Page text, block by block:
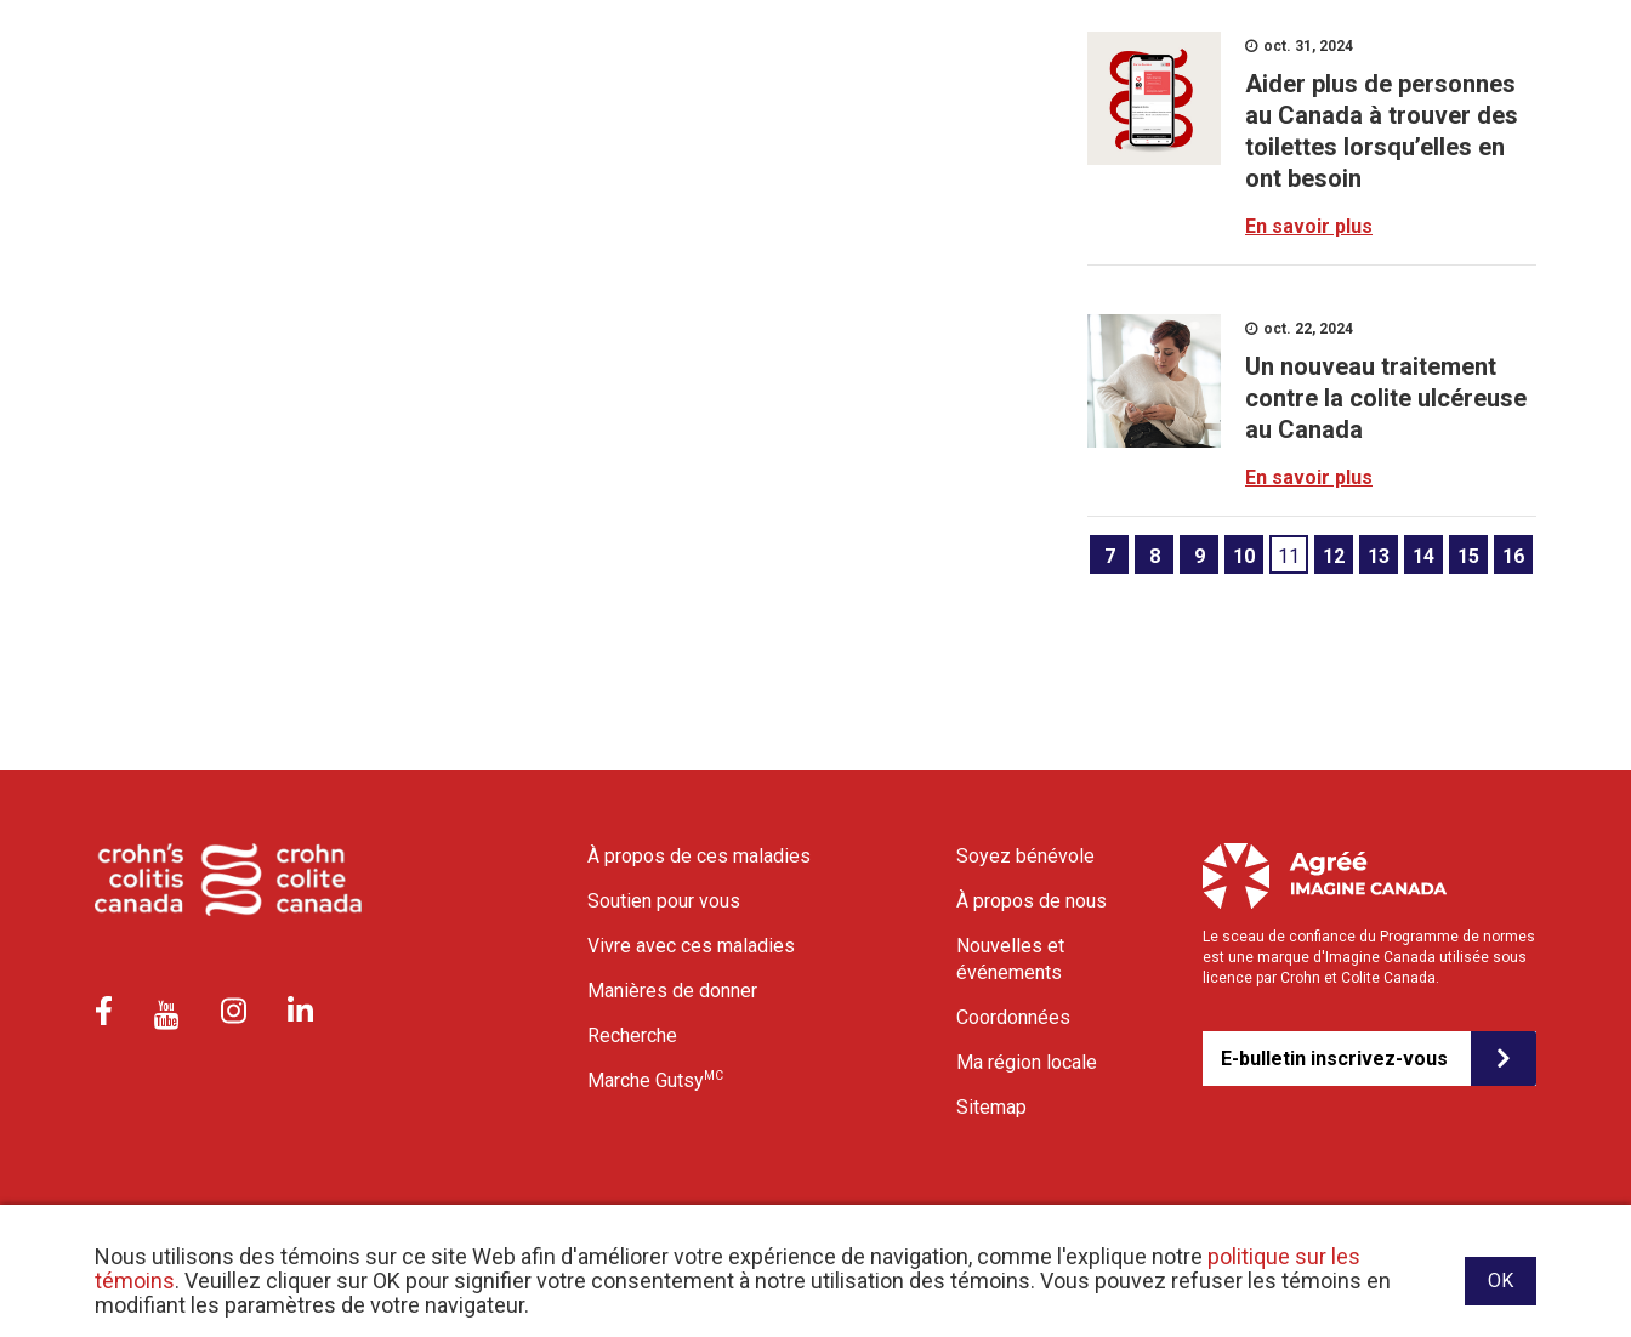
Nous utilisons des témoins sur ce site Web afin d'améliorer votre expérience de navigation, comme l'explique notre politique sur les
témoins. Veuillez cliquer sur OK pour signifier votre consentement à notre utilisation des témoins. Vous pouvez refuser les témoins en
modifiant les paramètres de votre navigateur.
OK
oct. 31, 2024
Aider plus de personnes
au Canada à trouver des
toilettes lorsqu’elles en
ont besoin
En savoir plus
oct. 22, 2024
Un nouveau traitement
contre la colite ulcéreuse
au Canada
En savoir plus
7 8 9 10 11 12 13 14 15 16
À propos de ces maladies
Soutien pour vous
Vivre avec ces maladies
Manières de donner
Recherche
Marche GutsyMC
Soyez bénévole
À propos de nous
Nouvelles et
événements
Coordonnées
Ma région locale
Sitemap
Le sceau de confiance du Programme de normes
est une marque d'Imagine Canada utilisée sous
licence par Crohn et Colite Canada.
E-bulletin inscrivez-vous
© 2026 Crohn et Colite Canada |Politique de confidentialité| No d’enregistrement d’organisme de bienfaisance 11883 1486 RR 0001